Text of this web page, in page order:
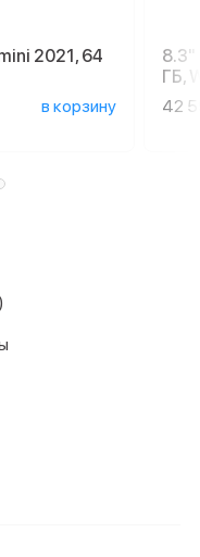
2021, 64
в корзину
8.3"
ГБ,
42